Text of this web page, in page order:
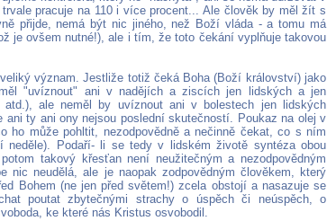
pracuje na 110 i více procent... Ale člověk by měl žít s
přijde, nemá být nic jiného, než Boží vláda - a tomu má
je ovšem nutné!), ale i tím, že toto čekání vyplňuje takovou
význam. Jestliže totiž čeká Boha (Boží království) jako
"uvíznout" ani v nadějích a ziscích jen lidských a jen
ale neměl by uvíznout ani v bolestech jen lidských
ty ani ony nejsou poslední skutečností. Poukaz na olej v
ho může pohltit, nezodpovědně a nečinně čekat, co s ním
Podaří- li se tedy v lidském životě syntéza obou
takový křesťan není neužitečným a nezodpovědným
neudělá, ale je naopak zodpovědným člověkem, který
Bohem (ne jen před světem!) zcela obstojí a nasazuje se
poutat zbytečnými strachy o úspěch či neúspěch, o
ke které nás Kristus osvobodil.